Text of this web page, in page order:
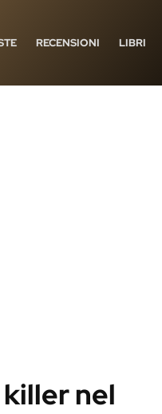
RECENSIONI LIBRI
nel